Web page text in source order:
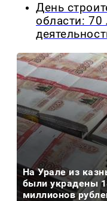
День
области: 70
На Урале из
были украдены
миллионов